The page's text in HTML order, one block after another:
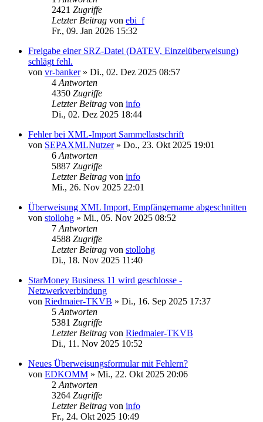
2421 Zugriffe
Letzter Beitrag von ebi_f
Fr., 09. Jan 2026 15:32
Freigabe einer SRZ-Datei (DATEV, Einzelüberweisung)
schlägt fehl.
von vr-banker» Di., 02. Dez 2025 08:57
4 Antworten
4350 Zugriffe
Letzter Beitrag von info
Di., 02. Dez 2025 18:44
Fehler bei XML-Import Sammellastschrift
von SEPAXMLNutzer» Do., 23. Okt 2025 19:01
6 Antworten
5887 Zugriffe
Letzter Beitrag von info
Mi., 26. Nov 2025 22:01
Überweisung XML Import, Empfängername abgeschnitten
von stollohg » Mi., 05. Nov 2025 08:52
7 Antworten
4588 Zugriffe
Letzter Beitrag von stollohg
Di., 18. Nov 2025 11:40
StarMoney Business 11 wird geschlosse -
Netzwerkverbindung
von Riedmaier-TKVB » Di., 16. Sep 2025 17:37
5 Antworten
5381 Zugriffe
Letzter Beitrag von Riedmaier-TKVB
Di., 11. Nov 2025 10:52
Neues Überweisungsformular mit Fehlern?
von EDKOMM » Mi., 22. Okt 2025 20:06
2 Antworten
3264 Zugriffe
Letzter Beitrag von info
Fr., 24. Okt 2025 10:49